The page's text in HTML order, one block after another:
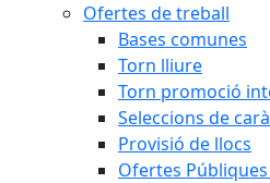
Ofertes de treball
Bases comunes
Torn lliure
Torn promoció
Seleccions de
Provisió de llocs
Ofertes